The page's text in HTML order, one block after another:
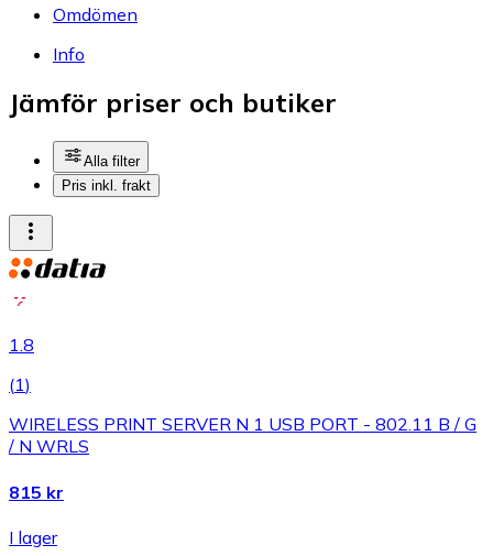
Omdömen
Info
Jämför priser och butiker
Alla filter
Pris inkl. frakt
1.8
(1)
WIRELESS PRINT SERVER N 1 USB PORT - 802.11 B / G
/ N WRLS
815 kr
I lager